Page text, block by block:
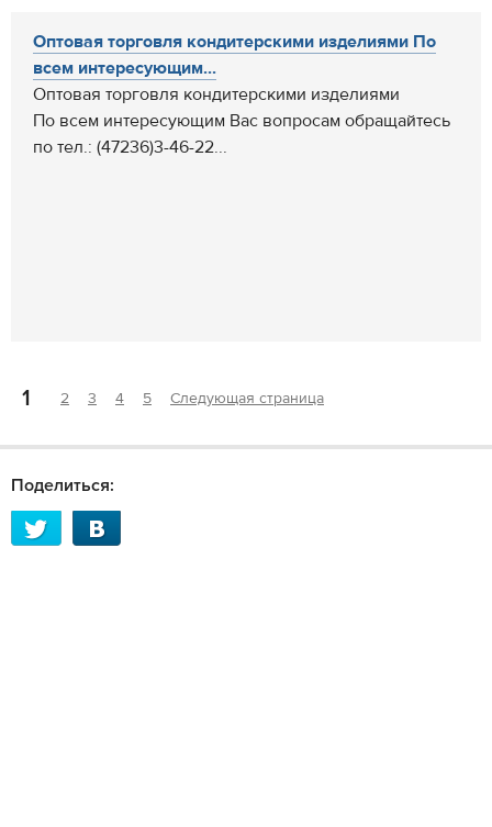
Оптовая торговля кондитерскими изделиями По
всем интересующим...
Оптовая торговля кондитерскими изделиями
По всем интересующим Вас вопросам обращайтесь
по тел.: (47236)3-46-22...
1 2 3 4 5 Следующая страница
Поделиться: